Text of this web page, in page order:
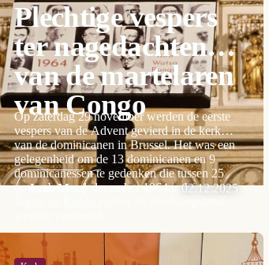
Plechtige vespers
ter nagedachtenis
van de martelaren
van Congo
Op zaterdag 29 november werden de eerste
vespers van de Advent gevierd in de kerk
van de dominicanen in Brussel. Het was een
gelegenheid om de 13 dominicanen en 9
dominicanessen te gedenken die tussen 25
november en 1 december 1964 in Isiro,
Lees Meer 02.12.2025